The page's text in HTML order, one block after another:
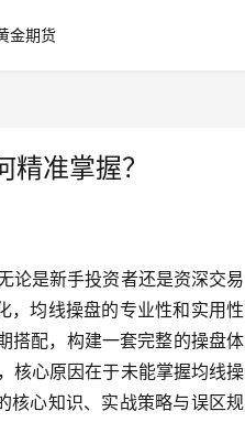
金期货
准掌握？
论是新手投资者还是资深交易
，均线操盘的专业性和实用性
搭配，构建一套完整的操盘体
核心原因在于未能掌握均线操
核心知识、实战策略与误区规